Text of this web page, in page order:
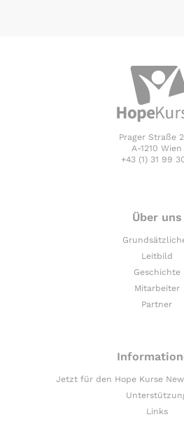
Prager Straße
A-1210 Wien
+43 (1) 31 99
Über uns
Leitbild
Geschichte
Mitarbeiter
Partner
Jetzt für den Hope Kurse
Links